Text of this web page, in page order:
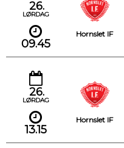
26.
LØRDAG
09.45
Hornslet IF
26.
LØRDAG
13.15
Hornslet IF